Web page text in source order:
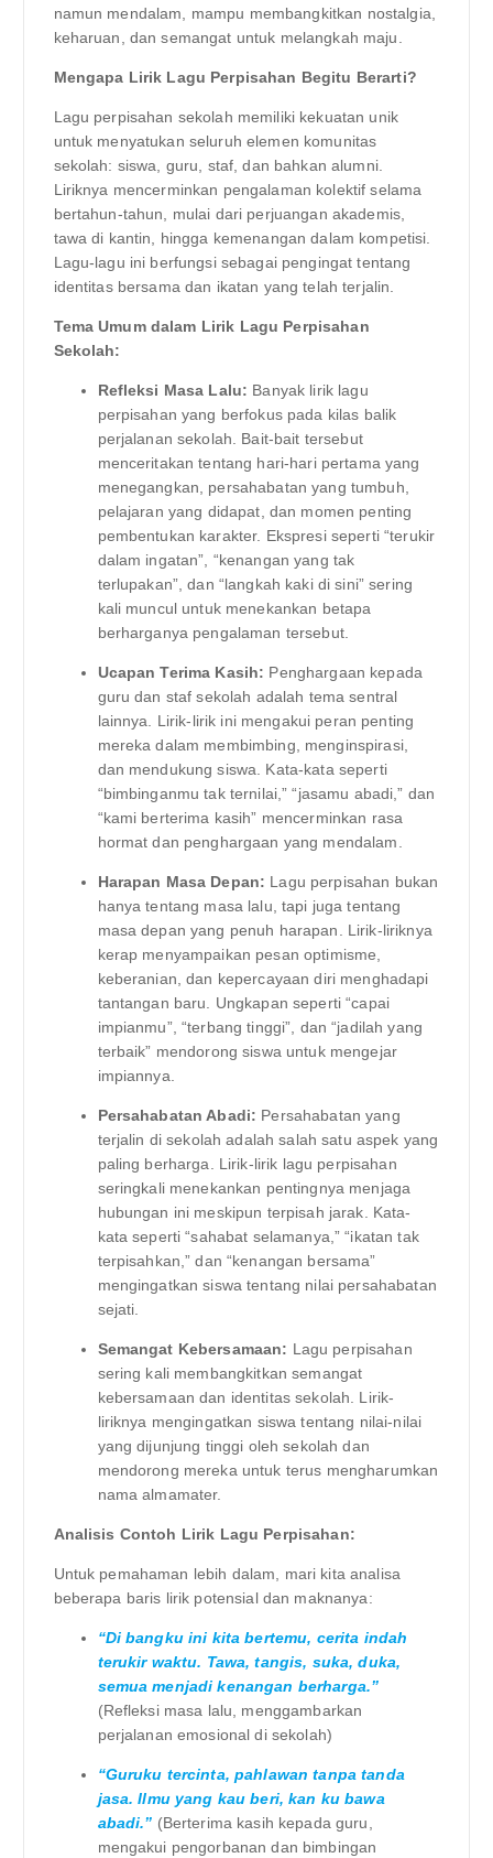
namun mendalam, mampu membangkitkan nostalgia,
keharuan, dan semangat untuk melangkah maju.
Mengapa Lirik Lagu Perpisahan Begitu Berarti?
Lagu perpisahan sekolah memiliki kekuatan unik
untuk menyatukan seluruh elemen komunitas
sekolah: siswa, guru, staf, dan bahkan alumni.
Liriknya mencerminkan pengalaman kolektif selama
bertahun-tahun, mulai dari perjuangan akademis,
tawa di kantin, hingga kemenangan dalam kompetisi.
Lagu-lagu ini berfungsi sebagai pengingat tentang
identitas bersama dan ikatan yang telah terjalin.
Tema Umum dalam Lirik Lagu Perpisahan
Sekolah:
Refleksi Masa Lalu: Banyak lirik lagu
perpisahan yang berfokus pada kilas balik
perjalanan sekolah. Bait-bait tersebut
menceritakan tentang hari-hari pertama yang
menegangkan, persahabatan yang tumbuh,
pelajaran yang didapat, dan momen penting
pembentukan karakter. Ekspresi seperti “terukir
dalam ingatan”, “kenangan yang tak
terlupakan”, dan “langkah kaki di sini” sering
kali muncul untuk menekankan betapa
berharganya pengalaman tersebut.
Ucapan Terima Kasih: Penghargaan kepada
guru dan staf sekolah adalah tema sentral
lainnya. Lirik-lirik ini mengakui peran penting
mereka dalam membimbing, menginspirasi,
dan mendukung siswa. Kata-kata seperti
“bimbinganmu tak ternilai,” “jasamu abadi,” dan
“kami berterima kasih” mencerminkan rasa
hormat dan penghargaan yang mendalam.
Harapan Masa Depan: Lagu perpisahan bukan
hanya tentang masa lalu, tapi juga tentang
masa depan yang penuh harapan. Lirik-liriknya
kerap menyampaikan pesan optimisme,
keberanian, dan kepercayaan diri menghadapi
tantangan baru. Ungkapan seperti “capai
impianmu”, “terbang tinggi”, dan “jadilah yang
terbaik” mendorong siswa untuk mengejar
impiannya.
Persahabatan Abadi: Persahabatan yang
terjalin di sekolah adalah salah satu aspek yang
paling berharga. Lirik-lirik lagu perpisahan
seringkali menekankan pentingnya menjaga
hubungan ini meskipun terpisah jarak. Kata-
kata seperti “sahabat selamanya,” “ikatan tak
terpisahkan,” dan “kenangan bersama”
mengingatkan siswa tentang nilai persahabatan
sejati.
Semangat Kebersamaan: Lagu perpisahan
sering kali membangkitkan semangat
kebersamaan dan identitas sekolah. Lirik-
liriknya mengingatkan siswa tentang nilai-nilai
yang dijunjung tinggi oleh sekolah dan
mendorong mereka untuk terus mengharumkan
nama almamater.
Analisis Contoh Lirik Lagu Perpisahan:
Untuk pemahaman lebih dalam, mari kita analisa
beberapa baris lirik potensial dan maknanya:
“Di bangku ini kita bertemu, cerita indah
terukir waktu. Tawa, tangis, suka, duka,
semua menjadi kenangan berharga.”
(Refleksi masa lalu, menggambarkan
perjalanan emosional di sekolah)
“Guruku tercinta, pahlawan tanpa tanda
jasa. Ilmu yang kau beri, kan ku bawa
abadi.” (Berterima kasih kepada guru,
mengakui pengorbanan dan bimbingan